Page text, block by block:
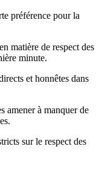
préférence pour la
matière de respect des
minute.
et honnêtes dans
amener à manquer de
sur le respect des